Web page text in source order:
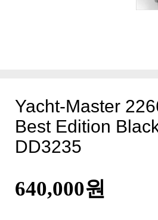
DD3235
640,000원